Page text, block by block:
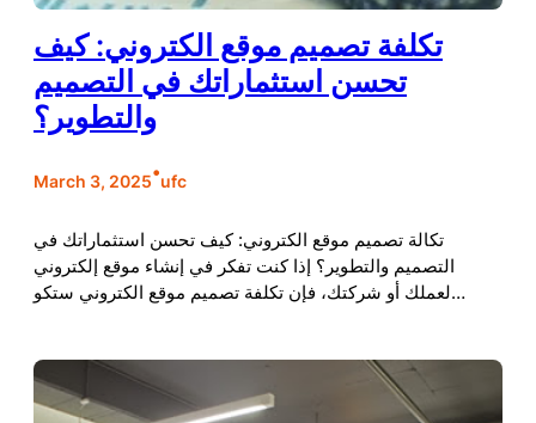
تكلفة تصميم موقع الكتروني: كيف
تحسن استثماراتك في التصميم
والتطوير؟
March 3, 2025•ufc
تكالة تصميم موقع الكتروني: كيف تحسن استثماراتك في
التصميم والتطوير؟ إذا كنت تفكر في إنشاء موقع إلكتروني
لعملك أو شركتك، فإن تكلفة تصميم موقع الكتروني ستكو…